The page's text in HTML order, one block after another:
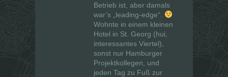
Betrieb ist, aber damals
war’s „leading-edge“.
Wohnte in einem kleinen
Hotel in St. Georg (hui,
interessantes Viertel),
sonst nur Hamburger
Projektkollegen, und
jeden Tag zu Fuß zur